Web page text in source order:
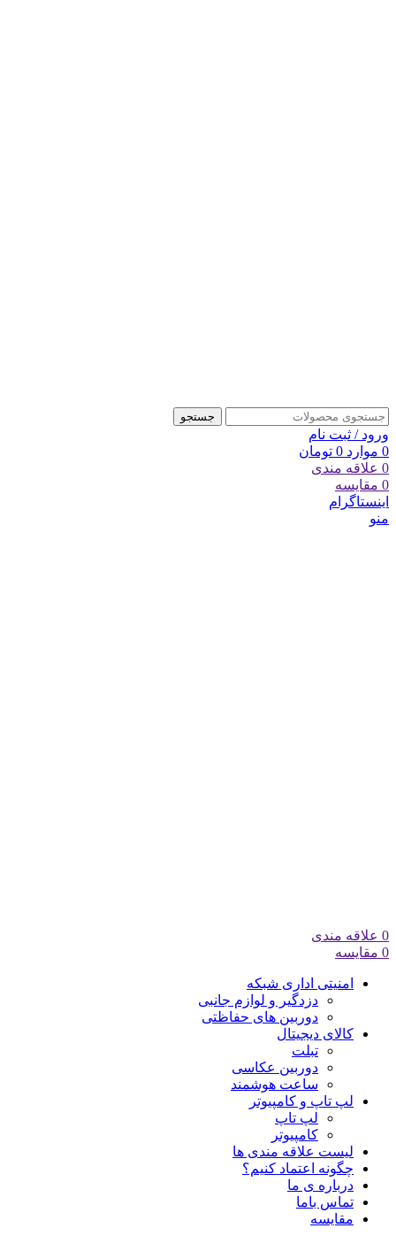
جستجو
ورود / ثبت نام
0 موارد 0 تومان
0 علاقه مندی
0 مقایسه
اینستاگرام
منو
0 علاقه مندی
0 مقایسه
امنیتی اداری شبکه
دزدگیر و لوازم جانبی
دوربین های حفاظتی
کالای دیجیتال
تبلت
دوربین عکاسی
ساعت هوشمند
لپ تاپ و کامپیوتر
لپ تاپ
کامپیوتر
لیست علاقه مندی ها
چگونه اعتماد کنیم؟
درباره ی ما
تماس باما
مقایسه